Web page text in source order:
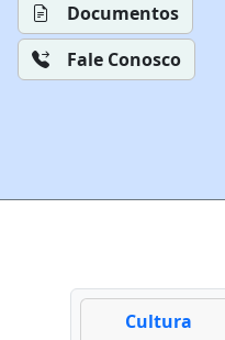
Documentos
Fale Conosco
Cultura